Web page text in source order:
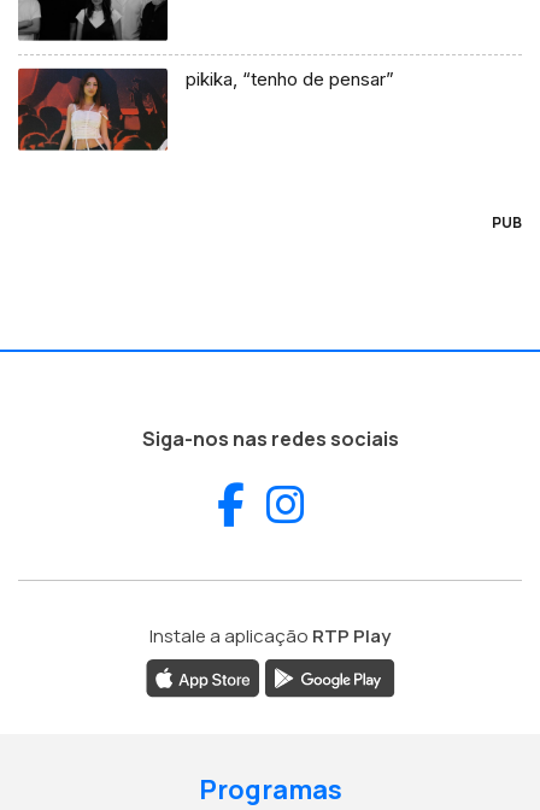
pikika, “tenho de pensar”
PUB
Siga-nos nas redes sociais
Facebook
Instale a aplicação RTP Play
Programas